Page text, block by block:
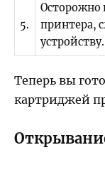
5.
Осторожно
принтера,
устройству.
Теперь вы
картриджей